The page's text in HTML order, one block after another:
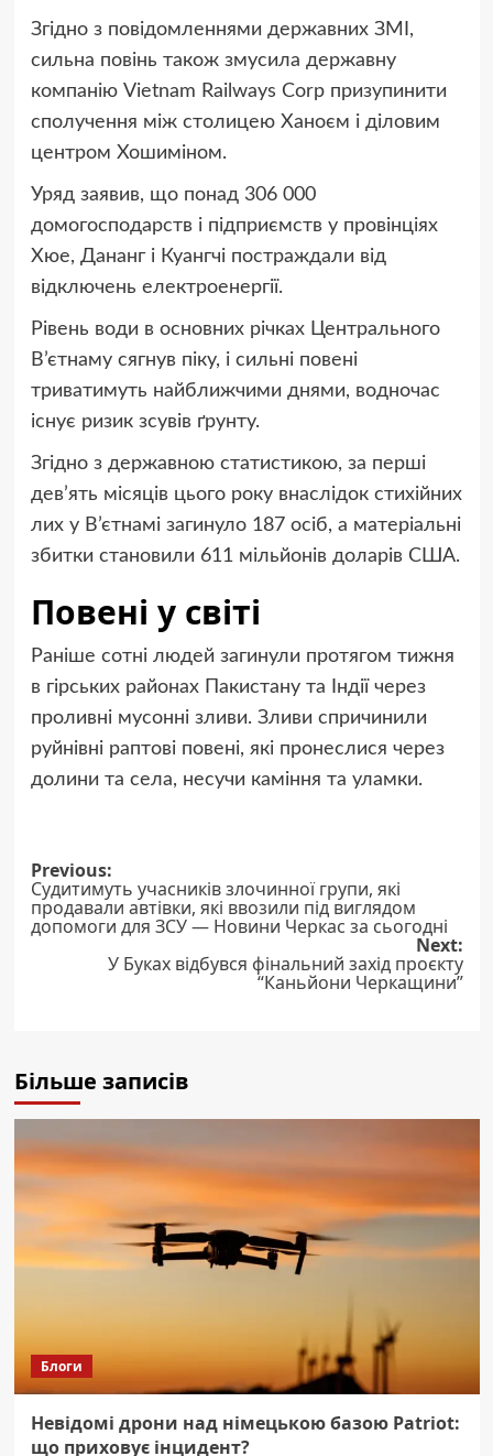
Згідно з повідомленнями державних ЗМІ,
сильна повінь також змусила державну
компанію Vietnam Railways Corp призупинити
сполучення між столицею Ханоєм і діловим
центром Хошиміном.
Уряд заявив, що понад 306 000
домогосподарств і підприємств у провінціях
Хюе, Дананг і Куангчі постраждали від
відключень електроенергії.
Рівень води в основних річках Центрального
В’єтнаму сягнув піку, і сильні повені
триватимуть найближчими днями, водночас
існує ризик зсувів ґрунту.
Згідно з державною статистикою, за перші
дев’ять місяців цього року внаслідок стихійних
лих у В’єтнамі загинуло 187 осіб, а матеріальні
збитки становили 611 мільйонів доларів США.
Повені у світі
Раніше сотні людей загинули протягом тижня
в гірських районах Пакистану та Індії через
проливні мусонні зливи. Зливи спричинили
руйнівні раптові повені, які пронеслися через
долини та села, несучи каміння та уламки.
Post
navigation
Previous:
Судитимуть учасників злочинної групи, які
продавали автівки, які ввозили під виглядом
допомоги для ЗСУ — Новини Черкас за сьогодні
Next:
У Буках відбувся фінальний захід проєкту
“Каньйони Черкащини”
Більше записів
Блоги
Невідомі дрони над німецькою базою Patriot:
що приховує інцидент?